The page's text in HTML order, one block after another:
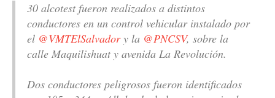
30 alcotest fueron realizados a distintos
conductores en un control vehicular instalado por
el @VMTElSalvadory la @PNCSV, sobre la
calle Maquilishuat y avenida La Revolución.
Dos conductores peligrosos fueron identificados